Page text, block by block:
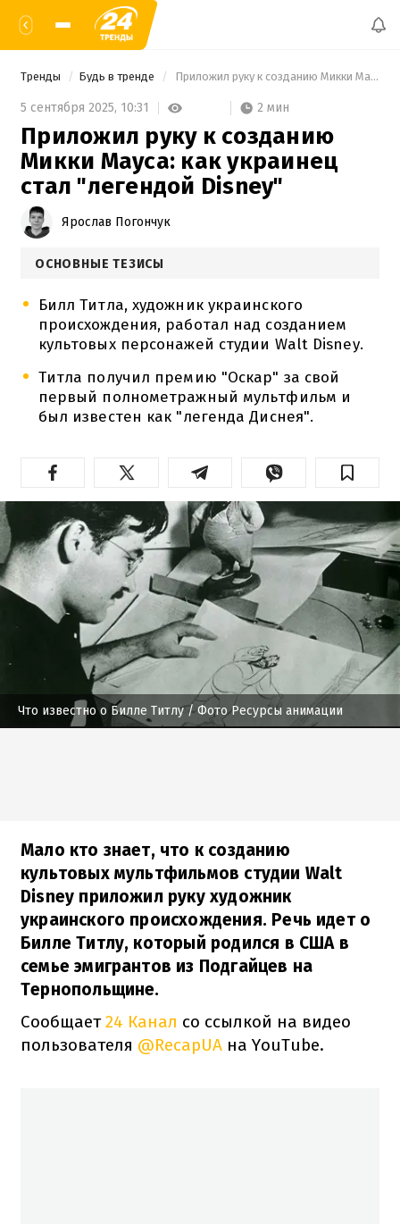
Тренды Будь в тренде Приложил руку к созданию Микки Мауса: как украинец стал "легендой Disney"
5 сентября 2025, 10:31 2 мин
Приложил руку к созданию
Микки Мауса: как украинец
стал "легендой Disney"
Ярослав Погончук
ОСНОВНЫЕ ТЕЗИСЫ
Билл Титла, художник украинского
происхождения, работал над созданием
культовых персонажей студии Walt Disney.
Титла получил премию "Оскар" за свой
первый полнометражный мультфильм и
был известен как "легенда Диснея".
Что известно о Билле Титлу/ Фото Ресурсы анимации
Мало кто знает, что к созданию
культовых мультфильмов студии Walt
Disney приложил руку художник
украинского происхождения. Речь идет о
Билле Титлу, который родился в США в
семье эмигрантов из Подгайцев на
Тернопольщине.
Сообщает24 Канал со ссылкой на видео
пользователя @RecapUA на YouTube.